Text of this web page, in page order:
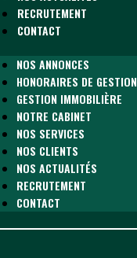
RECRUTEMENT
CONTACT
NOS ANNONCES
HONORAIRES DE GESTION
GESTION IMMOBILIÈRE
NOTRE CABINET
NOS SERVICES
NOS CLIENTS
NOS ACTUALITÉS
RECRUTEMENT
CONTACT